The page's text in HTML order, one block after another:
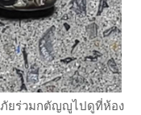
ยร่วมกตัญญูไปดูที่ห้อง